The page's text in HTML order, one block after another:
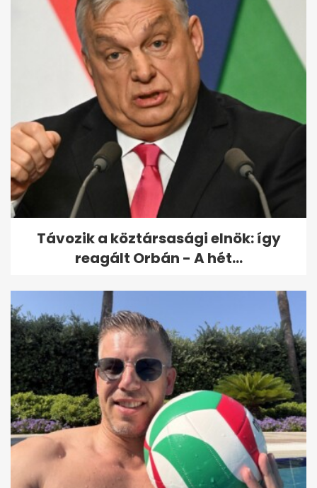
Szülővárosában temetik el
Csollány Szilvesztert
Távozik a köztársasági elnök: így
reagált Orbán - A hét...